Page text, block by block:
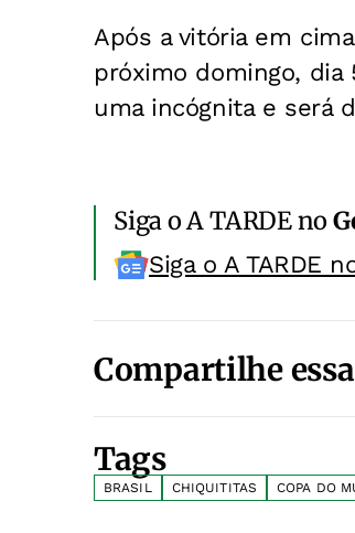
Após a vitória em
próximo domingo, dia
uma incógnita e será
Siga o A TARDE no
Siga o A TARDE
Compartilhe
Tags
BRASIL CHIQUITITAS COPA DO